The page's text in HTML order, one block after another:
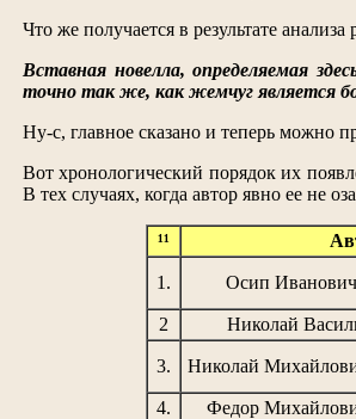
Что же получается в результате
Вставная новелла, определяемая
точно так же, как жемчуг является
Ну-с, главное сказано и теперь можно
Вот хронологический порядок их
В тех случаях, когда автор явно ее не
¹¹
1. Осип
2
Николай
3. Николай
4.
Федор